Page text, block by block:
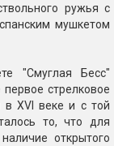
ружья с
мушкетом
"Смуглая Бесс"
стрелковое
в XVI веке и с той
то, что для
открытого